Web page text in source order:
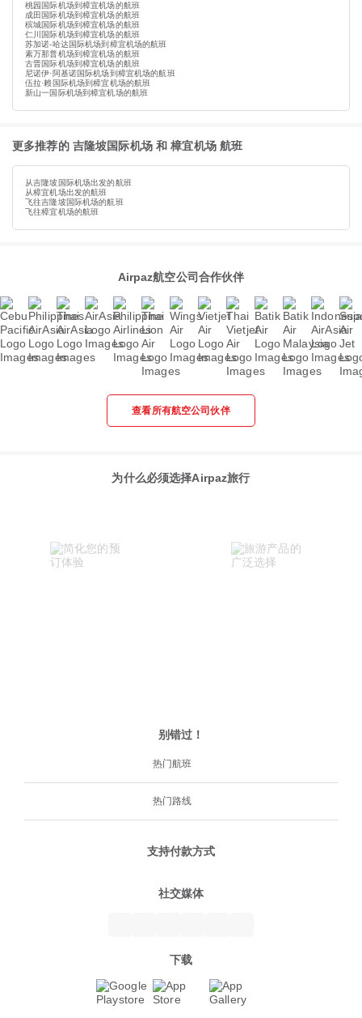
桃园国际机场到樟宜机场的航班
成田国际机场到樟宜机场的航班
槟城国际机场到樟宜机场的航班
仁川国际机场到樟宜机场的航班
苏加诺-哈达国际机场到樟宜机场的航班
素万那普机场到樟宜机场的航班
古晋国际机场到樟宜机场的航班
尼诺伊·阿基诺国际机场到樟宜机场的航班
伍拉·赖国际机场到樟宜机场的航班
新山一国际机场到樟宜机场的航班
更多推荐的 吉隆坡国际机场 和 樟宜机场 航班
从吉隆坡国际机场出发的航班
从樟宜机场出发的航班
飞往吉隆坡国际机场的航班
飞往樟宜机场的航班
Airpaz航空公司合作伙伴
查看所有航空公司伙伴
为什么必须选择Airpaz旅行
别错过！
热门航班
热门路线
支持付款方式
社交媒体
下载